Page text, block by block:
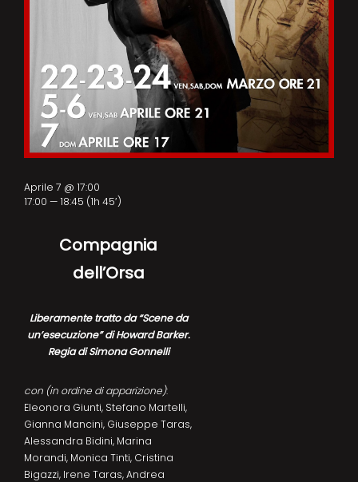
Compagnia
dell’Orsa
Liberamente tratto da “Scene da
un’esecuzione” di Howard Barker.
Regia di Simona Gonnelli
con (in ordine di apparizione):
Eleonora Giunti, Stefano Martelli,
Gianna Mancini, Giuseppe Taras,
Alessandra Bidini, Marina
Morandi, Monica Tinti, Cristina
Bigazzi, Irene Taras, Andrea
Aprile 7 @ 17:00
17:00 — 18:45 (1h 45′)